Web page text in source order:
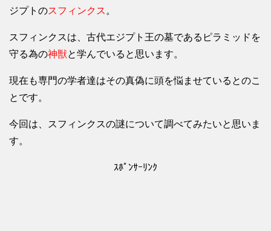
ジプトのスフィンクス 。
スフィンクスは、古代エジプト王の墓であるピラミッドを
守る為の神獣と学んでいると思います。
現在も専門の学者達はその真偽に頭を悩ませているとのこ
とです。
今回は、スフィンクスの謎について調べてみたいと思いま
す。
ｽﾎﾟﾝｻｰﾘﾝｸ